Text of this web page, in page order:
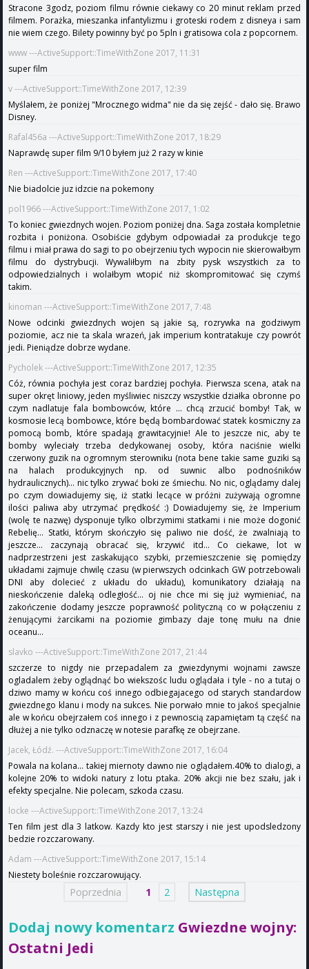
Stracone 3godz, poziom filmu równie ciekawy co 20 minut reklam przed
filmem. Porażka, mieszanka infantylizmu i groteski rodem z disneya i sam
nie wiem czego. Bilety powinny być po 5pln i gratisowa cola z popcornem.
www ---ActiveSupport::TimeWithZone 2017, 11:31
super film
v ---ActiveSupport::TimeWithZone 2017, 12:39
Myślałem, że poniżej "Mrocznego widma" nie da się zejść - dało się. Brawo
Disney.
Rafal456a ---ActiveSupport::TimeWithZone 2017, 18:29
Naprawdę super film 9/10 byłem już 2 razy w kinie
Ren ---ActiveSupport::TimeWithZone 2017, 17:40
Nie biadolcie juz idzcie na pokemony
pol1966 ---ActiveSupport::TimeWithZone 2017, 1:02
To koniec gwiezdnych wojen. Poziom poniżej dna. Saga została kompletnie
rozbita i poniżona. Osobiście gdybym odpowiadał za produkcje tego
filmu i miał prawa do sagi to po obejrzeniu tych wypocin nie skierowałbym
filmu do dystrybucji. Wywaliłbym na zbity pysk wszystkich za to
odpowiedzialnych i wolałbym wtopić niż skompromitować się czymś
takim.
kinoman ---ActiveSupport::TimeWithZone 2017, 7:48
Nowe odcinki gwiezdnych wojen są jakie są, rozrywka na godziwym
poziomie, acz nie ta skala wrazeń, jak imperium kontratakuje czy powrót
jedi. Pieniądze dobrze wydane.
Pycholek ---ActiveSupport::TimeWithZone 2017, 12:35
Cóż, równia pochyła jest coraz bardziej pochyła. Pierwsza scena, atak na
super okręt liniowy, jeden myśliwiec niszczy wszystkie działka obronne po
czym nadlatuje fala bombowców, które ... chcą zrzucić bomby! Tak, w
kosmosie lecą bombowce, które będą bombardować statek kosmiczny za
pomocą bomb, które spadają grawitacyjnie! Ale to jeszcze nic, aby te
bomby wyleciały trzeba dedykowanej osoby, która naciśnie wielki
czerwony guzik na ogromnym sterowniku (nota bene takie same guziki są
na halach produkcyjnych np. od suwnic albo podnośników
hydraulicznych)... nic tylko zrywać boki ze śmiechu. No nic, oglądamy dalej
po czym dowiadujemy się, iż statki lecące w próżni zużywają ogromne
ilości paliwa aby utrzymać prędkość :) Dowiadujemy się, że Imperium
(wolę te nazwę) dysponuje tylko olbrzymimi statkami i nie może dogonić
Rebelię... Statki, którym skończyło się paliwo nie dość, że zwalniają to
jeszcze... zaczynają obracać się, krzywić itd... Co ciekawe, lot w
nadprzestrzeni jest zaskakująco szybki, przemieszczenie się pomiędzy
układami zajmuje chwilę czasu (w pierwszych odcinkach GW potrzebowali
DNI aby dolecieć z układu do układu), komunikatory działają na
nieskończenie daleką odległość... oj nie chce mi się już wymieniać, na
zakończenie dodamy jeszcze poprawność polityczną co w połączeniu z
żenującymi żarcikami na poziomie gimbazy daje tonę mułu na dnie
oceanu...
slavko ---ActiveSupport::TimeWithZone 2017, 21:44
szczerze to nigdy nie przepadalem za gwiezdynymi wojnami zawsze
ogladalem żeby oglądnąć bo wiekszośc ludu oglądała i tyle - no a tutaj o
dziwo mamy w końcu coś innego odbiegajacego od starych standardow
gwiezdnego klanu i mody na sukces. Nie porwało mnie to jakoś specjalnie
ale w końcu obejrzałem coś innego i z pewnoscią zapamiętam tą część na
dłużej a nie tylko odznaczę w notesie parafkę ze obejrzane.
Jacek, Łódź. ---ActiveSupport::TimeWithZone 2017, 16:04
Powala na kolana... takiej miernoty dawno nie oglądałem.40% to dialogi, a
kolejne 20% to widoki natury z lotu ptaka. 20% akcji nie bez szału, jak i
efekty specjalne. Nie polecam, szkoda czasu.
locke ---ActiveSupport::TimeWithZone 2017, 13:24
Ten film jest dla 3 latkow. Kazdy kto jest starszy i nie jest upodsledzony
bedzie rozczarowany.
Adam ---ActiveSupport::TimeWithZone 2017, 15:14
Niestety boleśnie rozczarowujący.
Poprzednia 1 2 Następna
Dodaj nowy komentarz Gwiezdne wojny:
Ostatni Jedi